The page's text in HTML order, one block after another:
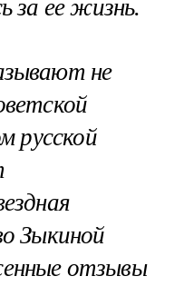
за ее жизнь.
не
русской
Зыкиной
отзывы